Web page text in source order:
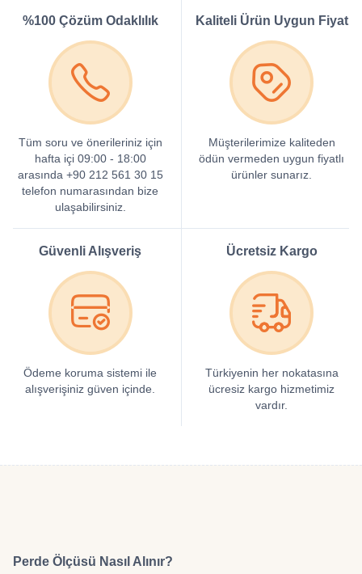
%100 Çözüm Odaklılık
Tüm soru ve önerileriniz için
hafta içi 09:00 - 18:00
arasında +90 212 561 30 15
telefon numarasından bize
ulaşabilirsiniz.
Kaliteli Ürün Uygun Fiyat
Müşterilerimize kaliteden
ödün vermeden uygun fiyatlı
ürünler sunarız.
Güvenli Alışveriş
Ödeme koruma sistemi ile
alışverişiniz güven içinde.
Ücretsiz Kargo
Türkiyenin her nokatasına
ücresiz kargo hizmetimiz
vardır.
Perde Ölçüsü Nasıl Alınır?